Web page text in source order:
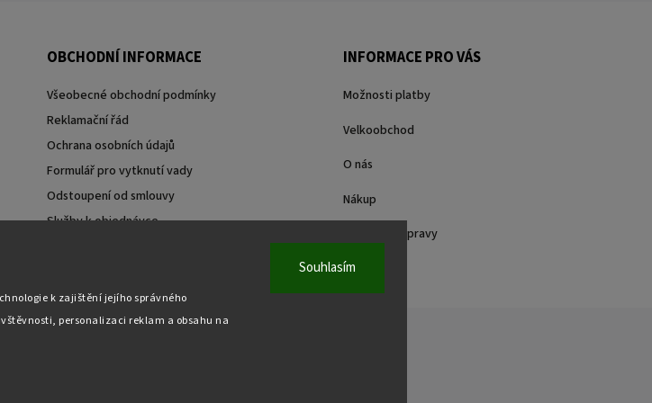
k zajištění jejího správného
personalizaci reklam a obsahu na
Souhlasím
OBCHODNÍ INFORMACE
Všeobecné obchodní podmínky
Reklamační řád
Ochrana osobních údajů
Formulář pro vytknutí vady
Odstoupení od smlouvy
Služby k objednávce
INFORMACE PRO VÁS
Možnosti platby
Velkoobchod
O nás
Nákup
Způsoby dopravy